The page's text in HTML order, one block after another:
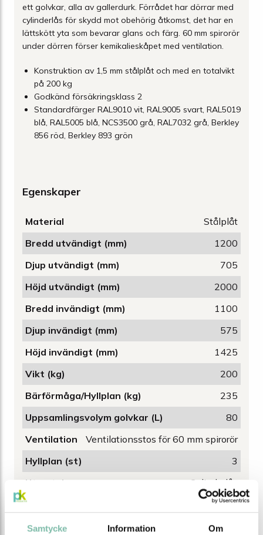
Samtycke Information Om
ett golvkar, alla av gallerdurk. Förrådet har dörrar med
cylinderlås för skydd mot obehörig åtkomst, det har en
lättskött yta som bevarar glans och färg. 60 mm spirorör
under dörren förser kemikalieskåpet med ventilation.
Konstruktion av 1,5 mm stålplåt och med en totalvikt
på 200 kg
Godkänd försäkringsklass 2
Standardfärger RAL9010 vit, RAL9005 svart, RAL5019
blå, RAL5005 blå, NCS3500 grå, RAL7032 grå, Berkley
856 röd, Berkley 893 grön
Egenskaper
Material
Stålplåt
Bredd utvändigt (mm)
1200
Djup utvändigt (mm)
705
Höjd utvändigt (mm)
2000
Bredd invändigt (mm)
1100
Djup invändigt (mm)
575
Höjd invändigt (mm)
1425
Vikt (kg)
200
Bärförmåga/Hyllplan (kg)
235
Uppsamlingsvolym golvkar (L)
80
Ventilation
Ventilationsstos för 60 mm spirorör
Hyllplan (st)
3
Utrustning
Cylinderlås
Livslängd (år)
15
Tröskelhöjd (mm)
235